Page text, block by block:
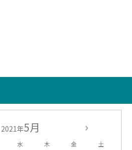
2021年5月
水 木 金 土